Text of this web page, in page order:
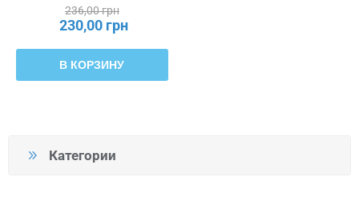
Категории
236,00 грн
230,00 грн
В КОРЗИНУ